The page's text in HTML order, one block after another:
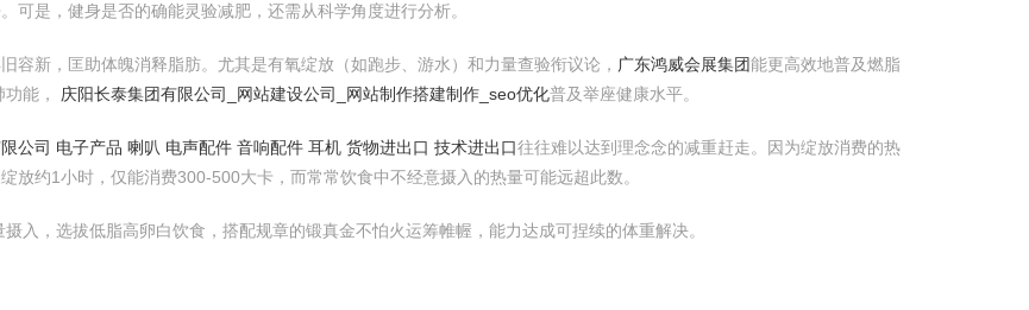
是，健身是否的确能灵验减肥，还需从科学角度进行分析。
容新，匡助体魄消释脂肪。尤其是有氧绽放（如跑步、游水）和力量查验衔议论， 广东鸿威会展集团能更高效地普及燃脂
能， 庆阳长泰集团有限公司_网站建设公司_网站制作搭建制作_seo优化普及举座健康水平。
公司 电子产品 喇叭 电声配件 音响配件 耳机 货物进出口 技术进出口往往难以达到理念念的减重赶走。因为绽放消费的热
放约1小时，仅能消费300-500大卡，而常常饮食中不经意摄入的热量可能远超此数。
入，选拔低脂高卵白饮食，搭配规章的锻真金不怕火运筹帷幄，能力达成可捏续的体重解决。